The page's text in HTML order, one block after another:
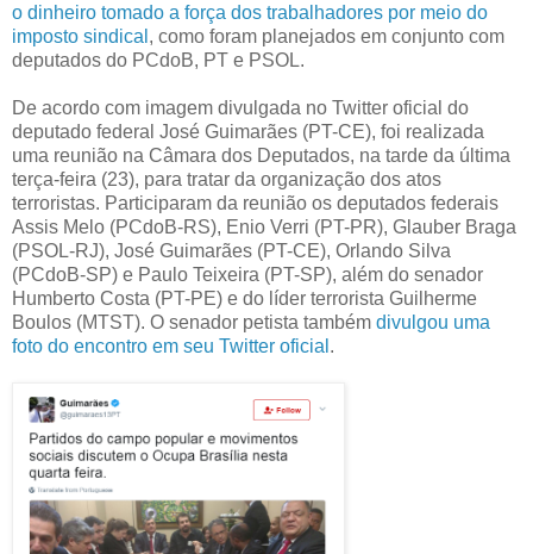
o dinheiro tomado a força dos trabalhadores por meio do
imposto sindical , como foram planejados em conjunto com
deputados do PCdoB, PT e PSOL.
De acordo com imagem divulgada no Twitter oficial do
deputado federal José Guimarães (PT-CE), foi realizada
uma reunião na Câmara dos Deputados, na tarde da última
terça-feira (23), para tratar da organização dos atos
terroristas. Participaram da reunião os deputados federais
Assis Melo (PCdoB-RS), Enio Verri (PT-PR), Glauber Braga
(PSOL-RJ), José Guimarães (PT-CE), Orlando Silva
(PCdoB-SP) e Paulo Teixeira (PT-SP), além do senador
Humberto Costa (PT-PE) e do líder terrorista Guilherme
Boulos (MTST). O senador petista também divulgou uma
foto do encontro em seu Twitter oficial .